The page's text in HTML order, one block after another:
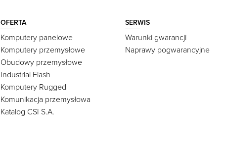
OFERTA
Komputery panelowe
Komputery przemysłowe
Obudowy przemysłowe
Industrial Flash
Komputery Rugged
Komunikacja przemysłowa
Katalog CSI S.A.
SERWIS
Warunki gwarancji
Naprawy pogwarancyjne